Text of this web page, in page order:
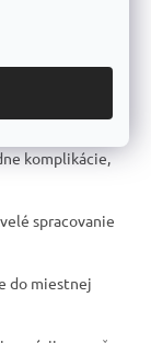
háčiky sú
komplikácie,
spracovanie
do miestnej